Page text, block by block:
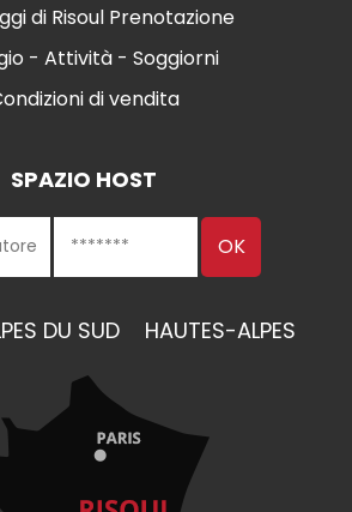
di Risoul Prenotazione
- Attività - Soggiorni
di vendita
SPAZIO HOST
DU SUD HAUTES-ALPES